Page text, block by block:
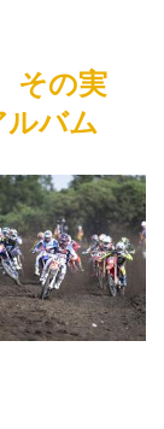
その実
ルバム